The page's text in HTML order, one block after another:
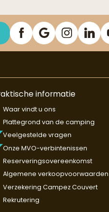
informatie
Waar vindt u ons
Plattegrond van de camping
Veelgestelde vragen
Onze MVO-verbintenissen
Reserveringsovereenkomst
Algemene verkoopvoorwaarden
Verzekering Campez Couvert
Rekrutering